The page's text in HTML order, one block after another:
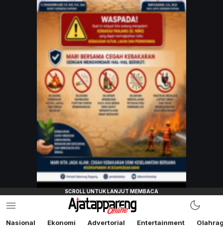
Nasional Ekonomi Advertorial Entertainment